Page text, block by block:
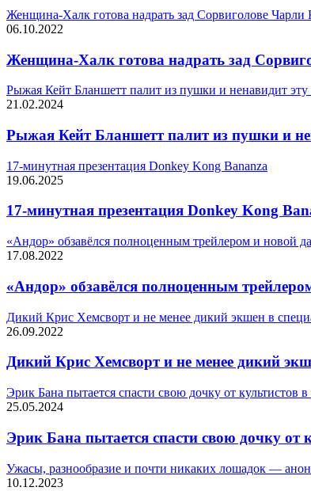
Женщина-Халк готова надрать зад Сорвиголове Чарли
06.10.2022
Женщина-Халк готова надрать зад
Рыжая Кейт Бланшетт палит из пушки и ненавидит эту
21.02.2024
Рыжая Кейт Бланшетт палит из пушки и
17-минутная презентация Donkey Kong Bananza
19.06.2025
17-минутная презентация Donkey Kong
«Андор» обзавёлся полноценным трейлером и новой
17.08.2022
«Андор» обзавёлся полноценным
Дикий Крис Хемсворт и не менее дикий экшен в
26.09.2022
Дикий Крис Хемсворт и не менее дикий
Эрик Бана пытается спасти свою дочку от культистов
25.05.2024
Эрик Бана пытается спасти свою дочку от
Ужасы, разнообразие и почти никаких лошадок —
10.12.2023